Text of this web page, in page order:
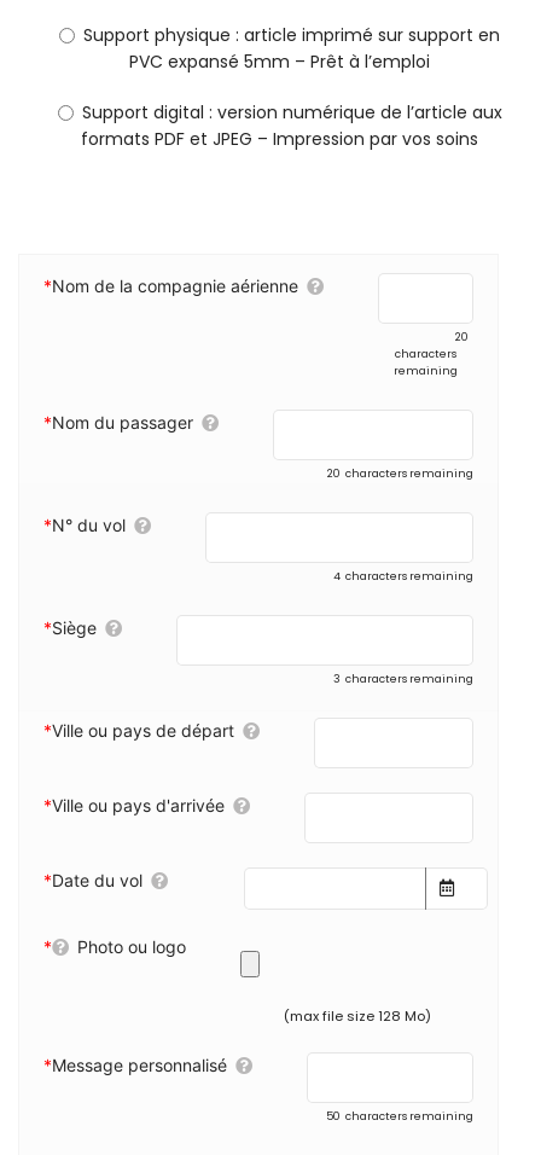
Support physique : article imprimé sur support en
PVC expansé 5mm – Prêt à l’emploi
Support digital : version numérique de l’article aux
formats PDF et JPEG – Impression par vos soins
*Nom de la compagnie aérienne
20
characters
remaining
*Nom du passager
20 characters remaining
*N° du vol
4 characters remaining
*Siège
3 characters remaining
*Ville ou pays de départ
*Ville ou pays d'arrivée
*Date du vol
* Photo ou logo
(max file size 128 Mo)
*Message personnalisé
50 characters remaining